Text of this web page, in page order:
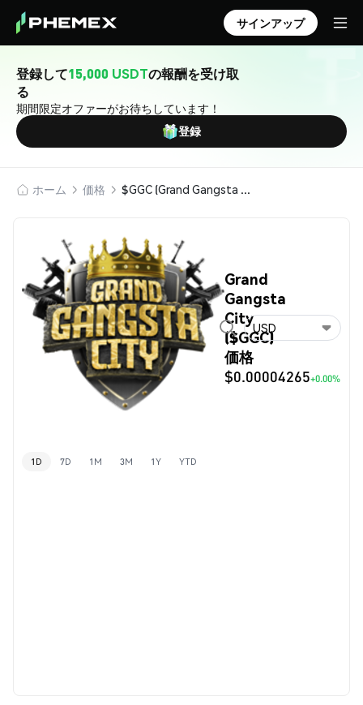
サインアップ
登録して15,000 USDTの報酬を受け取
る
期間限定オファーがお待ちしています！
登録
ホーム 価格 $GGC (Grand Gangsta City)
Grand
Gangsta
City
($GGC)
価格
$0.00004265+0.00%
USD
1D 7D 1M 3M 1Y YTD